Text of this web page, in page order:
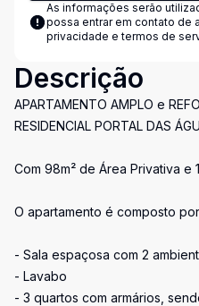
As informações serão
possa entrar em contato de
privacidade e termos de
Descrição
APARTAMENTO AMPLO e
RESIDENCIAL PORTAL DAS
Com 98m² de Área Privativa e
O apartamento é composto
- Sala espaçosa com 2
- Lavabo
- 3 quartos com armários,